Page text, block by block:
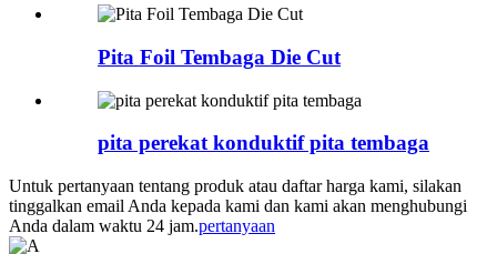
Pita Foil Tembaga Die Cut
pita perekat konduktif pita tembaga
Untuk pertanyaan tentang produk atau daftar harga kami, silakan
tinggalkan email Anda kepada kami dan kami akan menghubungi
Anda dalam waktu 24 jam.pertanyaan